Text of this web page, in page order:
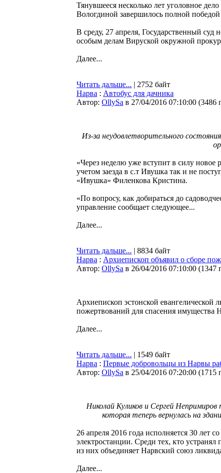
Тянувшееся несколько лет уголовное
Вологдиной завершилось полной
В среду, 27 апреля, Государственный
особым делам Вируской окружной
Далее...
Читать дальше... | 2752 байт
Нарва : Автобус для дачника
Автор: OllySa в 27/04/2016 07:10:00 (3486
Из-за неудовлетворительного
«Через неделю уже вступит в силу
учетом заезда в с.т Ивушка так и не
«Ивушка» Филенкова Кристина.
«По вопросу, как добираться до
управление сообщает следующее...
Далее...
Читать дальше... | 8834 байт
Нарва : Архиепископ объявил о сборе
Автор: OllySa в 26/04/2016 07:10:00 (1347
Архиепископ эстонской евангелической
пожертвований для спасения имущества
Далее...
Читать дальше... | 1549 байт
Нарва : Первые добровольцы из Нарвы
Автор: OllySa в 25/04/2016 07:20:00 (1715
Николай Куликов и Сергей
которая теперь вернулась на
26 апреля 2016 года исполняется 30 лет
электростанции. Среди тех, кто
из них объединяет Нарвский союз
Далее...